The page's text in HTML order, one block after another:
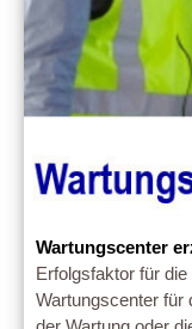
Wartungscenter
Erfolgsfaktor für
Wartungscenter für